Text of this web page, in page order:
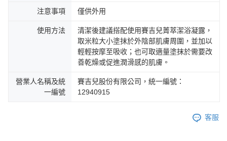
注意事項 僅供外用
使用方法
清潔後建議搭配使用賽吉兒菁萃潔浴凝露，
取米粒大小塗抹於外陰部肌膚周圍，並加以
輕輕按摩至吸收；也可取適量塗抹於需要改
善乾燥或促進潤滑感的肌膚。
營業人名稱及統
一編號
賽吉兒股份有限公司，統一編號：
12940915
客服